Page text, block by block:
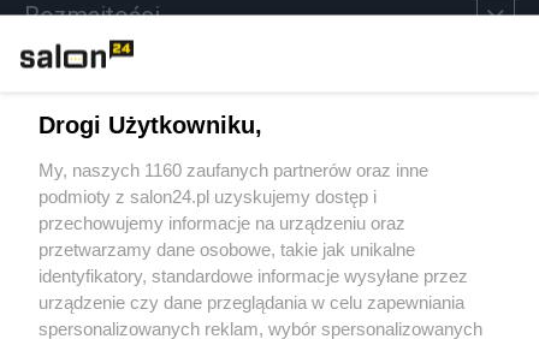
Rozmaitości
Sport
Społeczeństwo
Kultura
Drogi Użytkowniku,
My, naszych 1160 zaufanych partnerów oraz inne
podmioty z salon24.pl uzyskujemy dostęp i
przechowujemy informacje na urządzeniu oraz
przetwarzamy dane osobowe, takie jak unikalne
identyfikatory, standardowe informacje wysyłane przez
urządzenie czy dane przeglądania w celu zapewniania
spersonalizowanych reklam, wybór spersonalizowanych